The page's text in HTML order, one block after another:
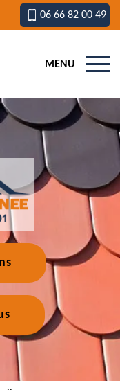
06 66 82 00 49
MENU